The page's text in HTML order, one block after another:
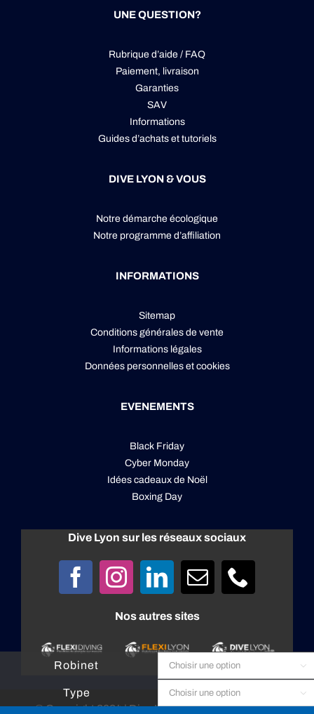
Robinet 
Type 
UNE QUESTION?
Rubrique d’aide / FAQ
Paiement, livraison
Garanties
SAV
Informations
Guides d’achats et tutoriels
DIVE LYON & VOUS
Notre démarche écologique
Notre programme d’affiliation
INFORMATIONS
Sitemap
Conditions générales de vente
Informations légales
Données personnelleset cookies
EVENEMENTS
Black Friday
Cyber Monday
Idées cadeaux de Noël
Boxing Day
Dive Lyon sur les réseaux sociaux
Nos autres sites
© Copyright 2024 |Dive Lyon| All rights reserved |